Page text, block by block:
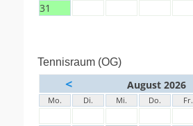
31
Tennisraum (OG)
< August 2026
Mo. Di. Mi. Do. Fr.